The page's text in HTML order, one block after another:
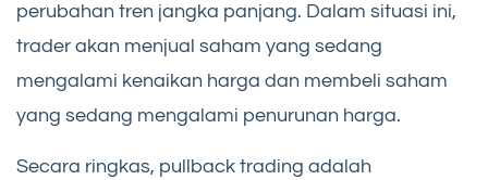
perubahan tren jangka panjang. Dalam situasi ini,
trader akan menjual saham yang sedang
mengalami kenaikan harga dan membeli saham
yang sedang mengalami penurunan harga.
Secara ringkas, pullback trading adalah